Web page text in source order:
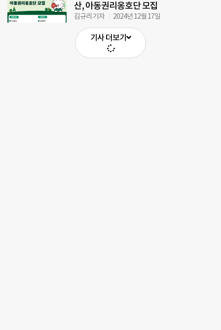
산, 아동권리옹호단 모집
김규리 기자 2024년 12월 17일
기사 더보기